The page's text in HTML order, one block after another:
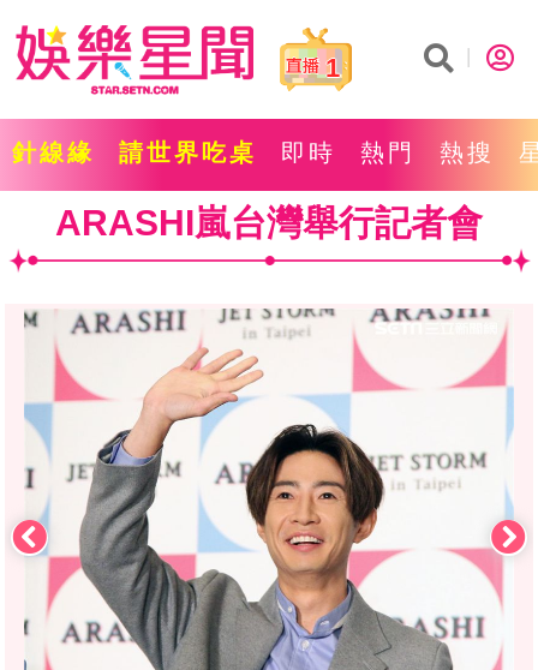
1
針線緣 請世界吃桌 即時 熱門 熱搜
ARASHI嵐台灣舉行記者會